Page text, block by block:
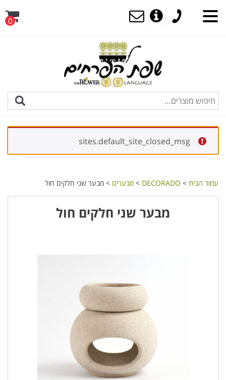
0
sites.default_site_closed_msg
עמוד הבית >
DECORADO
> מבערים > מבער שני חלקים חול
מבער שני חלקים חול